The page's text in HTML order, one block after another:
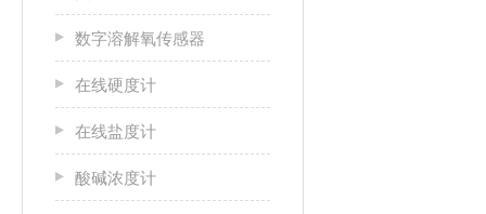
数字溶解氧传感器
在线硬度计
在线盐度计
酸碱浓度计